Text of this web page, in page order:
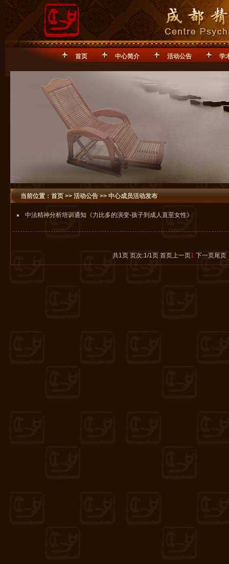
首页 中心简介 活动公告 学
当前位置： 首页 >> 活动公告 >> 中心成员活动发布
中法精神分析培训通知《力比多的演变-孩子到成人直至女性》
共1页 页次:1/1页 首页上一页1 下一页尾页